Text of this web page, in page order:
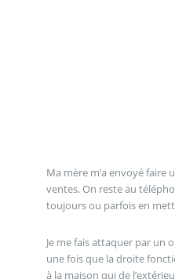
Ma mère m’a envoyé faire
ventes. On reste au
toujours ou parfois en
Je me fais attaquer par un
une fois que la droite
à la maison qui de